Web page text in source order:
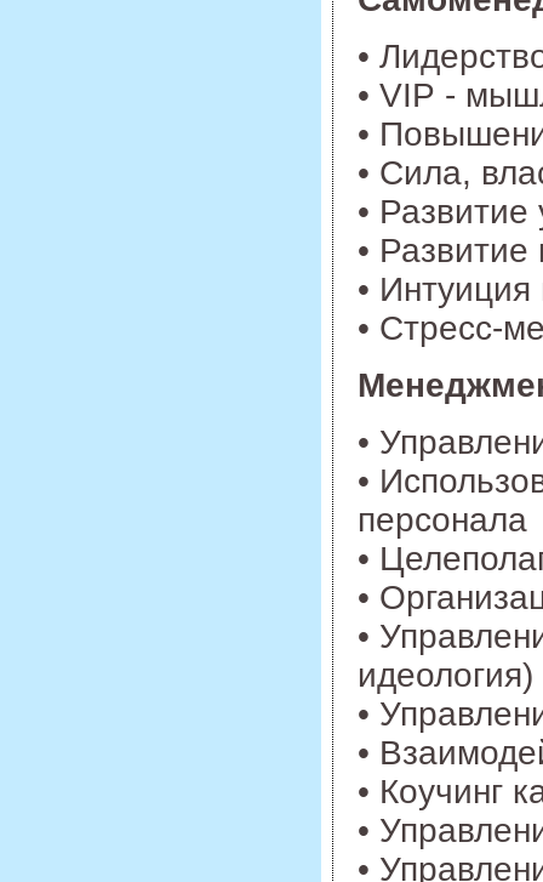
•
• VIP -
•
• Сила,
•
•
•
• Стресс-
•
•
персонала
•
•
•
идеология)
•
•
• Коучинг
•
•